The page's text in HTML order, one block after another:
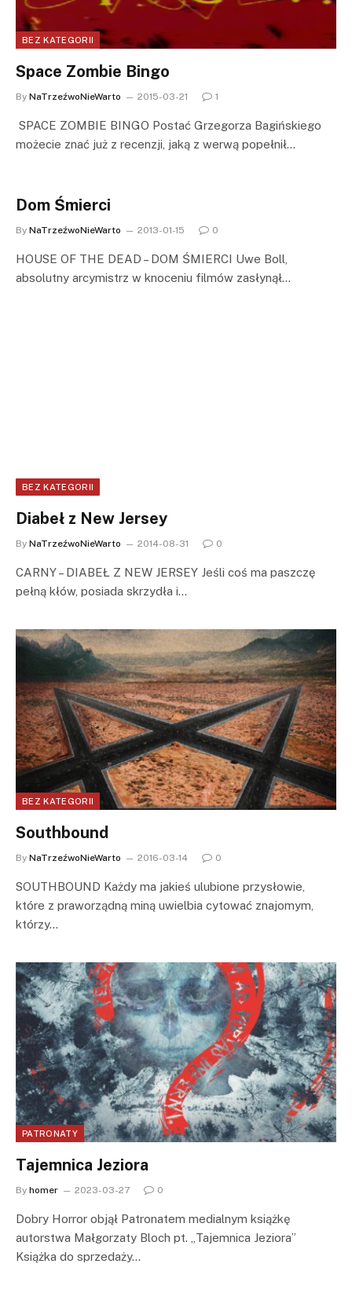
BEZ KATEGORII
Space Zombie Bingo
By NaTrzeźwoNieWarto 2015-03-21 1
SPACE ZOMBIE BINGO Postać Grzegorza Bagińskiego
możecie znać już z recenzji, jaką z werwą popełnił…
Dom Śmierci
By NaTrzeźwoNieWarto 2013-01-15 0
HOUSE OF THE DEAD – DOM ŚMIERCI Uwe Boll,
absolutny arcymistrz w knoceniu filmów zasłynął…
BEZ KATEGORII
Diabeł z New Jersey
By NaTrzeźwoNieWarto 2014-08-31 0
CARNY – DIABEŁ Z NEW JERSEY Jeśli coś ma paszczę
pełną kłów, posiada skrzydła i…
BEZ KATEGORII
Southbound
By NaTrzeźwoNieWarto 2016-03-14 0
SOUTHBOUND Każdy ma jakieś ulubione przysłowie,
które z praworządną miną uwielbia cytować znajomym,
którzy…
PATRONATY
Tajemnica Jeziora
By homer 2023-03-27 0
Dobry Horror objął Patronatem medialnym książkę
autorstwa Małgorzaty Bloch pt. „Tajemnica Jeziora”
Książka do sprzedaży…